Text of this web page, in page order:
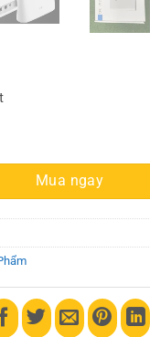
SIM_ZTE 4G MBB
Mua ngay